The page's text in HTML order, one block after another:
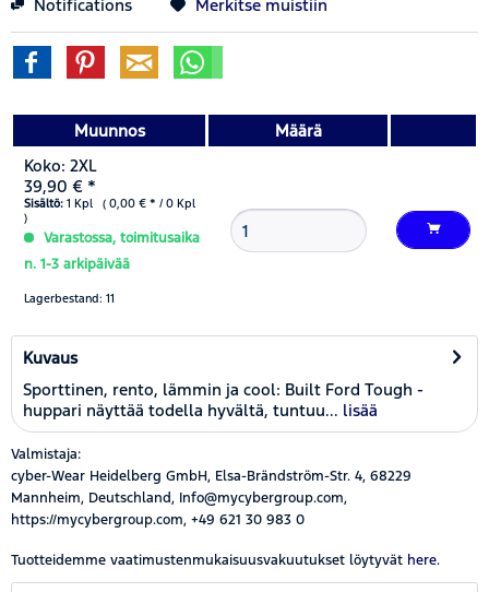
Notifications Merkitse muistiin
Muunnos
Määrä
Koko: 2XL
39,90 € *
Sisältö: 1 Kpl ( 0,00 € * / 0 Kpl
)
Varastossa, toimitusaika
n. 1-3 arkipäivää
Lagerbestand: 11
Kuvaus
Sporttinen, rento, lämmin ja cool: Built Ford Tough -
huppari näyttää todella hyvältä, tuntuu... lisää
Valmistaja:
cyber-Wear Heidelberg GmbH, Elsa-Brändström-Str. 4, 68229
Mannheim, Deutschland, Info@mycybergroup.com,
https://mycybergroup.com, +49 621 30 983 0
Tuotteidemme vaatimustenmukaisuusvakuutukset löytyvät here.